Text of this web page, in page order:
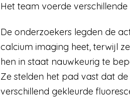
Het team voerde
De onderzoekers legden de
calcium imaging heet, terwijl
hen in staat nauwkeurig te
Ze stelden het pad vast dat
verschillend gekleurde